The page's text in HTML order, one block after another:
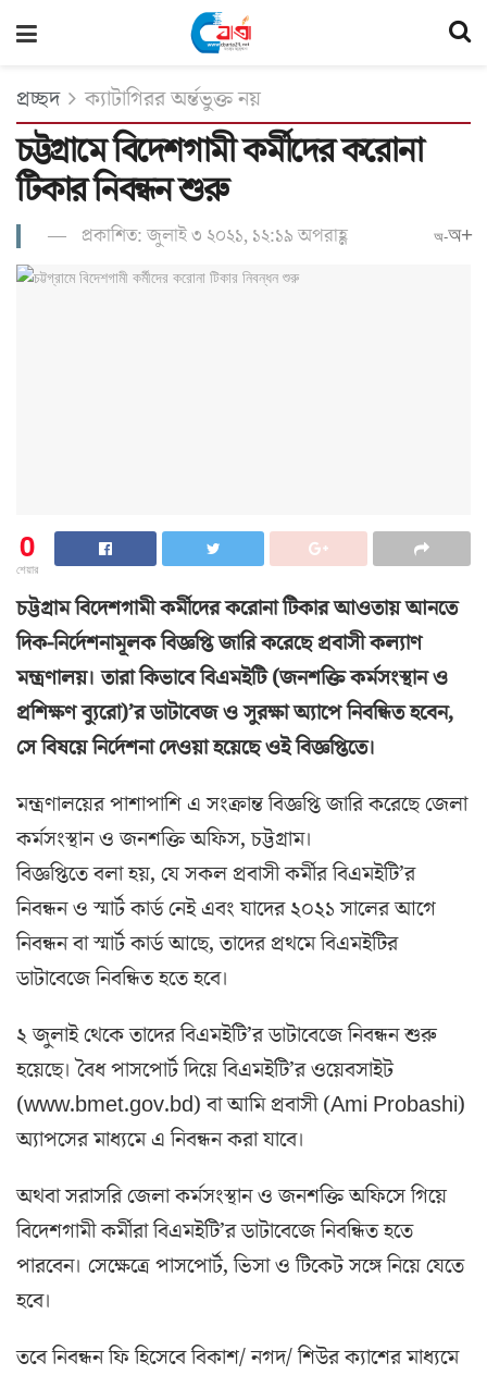
প্রচ্ছদ ক্যাটাগিরর অর্ন্তভুক্ত নয়
চট্টগ্রামে বিদেশগামী কর্মীদের করোনা
টিকার নিবন্ধন শুরু
প্রকাশিত: জুলাই ৩ ২০২১, ১২:১৯ অপরাহ্ণ অ-অ+
0
শেয়ার
চট্টগ্রাম বিদেশগামী কর্মীদের করোনা টিকার আওতায় আনতে
দিক-নির্দেশনামূলক বিজ্ঞপ্তি জারি করেছে প্রবাসী কল্যাণ
মন্ত্রণালয়। তারা কিভাবে বিএমইটি (জনশক্তি কর্মসংস্থান ও
প্রশিক্ষণ ব্যুরো)’র ডাটাবেজ ও সুরক্ষা অ্যাপে নিবন্ধিত হবেন,
সে বিষয়ে নির্দেশনা দেওয়া হয়েছে ওই বিজ্ঞপ্তিতে।
মন্ত্রণালয়ের পাশাপাশি এ সংক্রান্ত বিজ্ঞপ্তি জারি করেছে জেলা
কর্মসংস্থান ও জনশক্তি অফিস, চট্টগ্রাম।
বিজ্ঞপ্তিতে বলা হয়, যে সকল প্রবাসী কর্মীর বিএমইটি’র
নিবন্ধন ও স্মার্ট কার্ড নেই এবং যাদের ২০২১ সালের আগে
নিবন্ধন বা স্মার্ট কার্ড আছে, তাদের প্রথমে বিএমইটির
ডাটাবেজে নিবন্ধিত হতে হবে।
২ জুলাই থেকে তাদের বিএমইটি’র ডাটাবেজে নিবন্ধন শুরু
হয়েছে। বৈধ পাসপোর্ট দিয়ে বিএমইটি’র ওয়েবসাইট
(www.bmet.gov.bd) বা আমি প্রবাসী (Ami Probashi)
অ্যাপসের মাধ্যমে এ নিবন্ধন করা যাবে।
অথবা সরাসরি জেলা কর্মসংস্থান ও জনশক্তি অফিসে গিয়ে
বিদেশগামী কর্মীরা বিএমইটি’র ডাটাবেজে নিবন্ধিত হতে
পারবেন। সেক্ষেত্রে পাসপোর্ট, ভিসা ও টিকেট সঙ্গে নিয়ে যেতে
হবে।
তবে নিবন্ধন ফি হিসেবে বিকাশ/ নগদ/ শিউর ক্যাশের মাধ্যমে